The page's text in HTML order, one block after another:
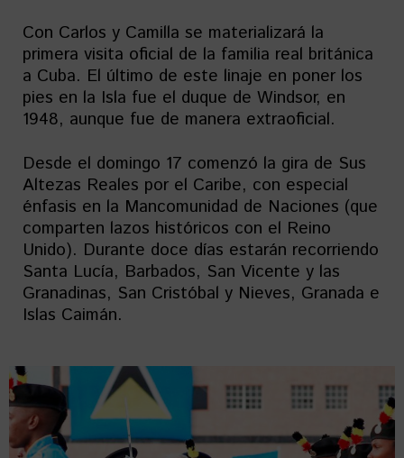
Con Carlos y Camilla se materializará la
primera visita oficial de la familia real británica
a Cuba. El último de este linaje en poner los
pies en la Isla fue el duque de Windsor, en
1948, aunque fue de manera extraoficial.
Desde el domingo 17 comenzó la gira de Sus
Altezas Reales por el Caribe, con especial
énfasis en la Mancomunidad de Naciones (que
comparten lazos históricos con el Reino
Unido). Durante doce días estarán recorriendo
Santa Lucía, Barbados, San Vicente y las
Granadinas, San Cristóbal y Nieves, Granada e
Islas Caimán.